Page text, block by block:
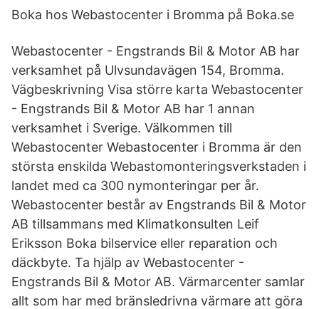
Boka hos Webastocenter i Bromma på Boka.se
Webastocenter - Engstrands Bil & Motor AB har
verksamhet på Ulvsundavägen 154, Bromma.
Vägbeskrivning Visa större karta Webastocenter
- Engstrands Bil & Motor AB har 1 annan
verksamhet i Sverige. Välkommen till
Webastocenter Webastocenter i Bromma är den
största enskilda Webastomonteringsverkstaden i
landet med ca 300 nymonteringar per år.
Webastocenter består av Engstrands Bil & Motor
AB tillsammans med Klimatkonsulten Leif
Eriksson Boka bilservice eller reparation och
däckbyte. Ta hjälp av Webastocenter -
Engstrands Bil & Motor AB. Värmarcenter samlar
allt som har med bränsledrivna värmare att göra